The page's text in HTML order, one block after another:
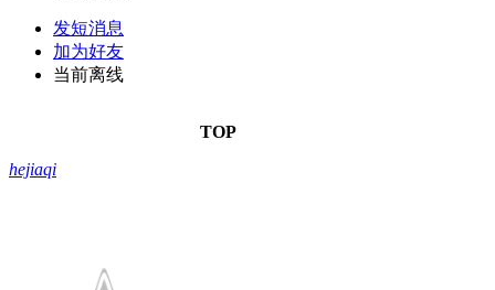
发短消息
加为好友
当前离线
TOP
hejiaqi